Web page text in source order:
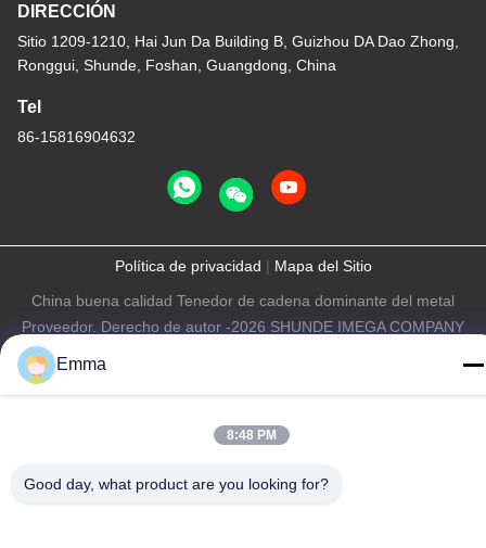
DIRECCIÓN
Sitio 1209-1210, Hai Jun Da Building B, Guizhou DA Dao Zhong,
Ronggui, Shunde, Foshan, Guangdong, China
Tel
86-15816904632
Política de privacidad | Mapa del Sitio
China buena calidad Tenedor de cadena dominante del metal
Proveedor. Derecho de autor -2026 SHUNDE IMEGA COMPANY
LIMITED IMEGA CO.,LIMITED . Todos los derechos reservados.
Emma
8:48 PM
Good day, what product are you looking for?